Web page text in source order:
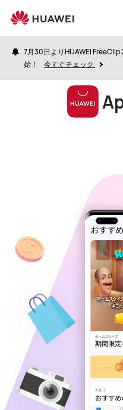
AppGallery
7月30日よりHUAWEI
始！
今すぐチェック